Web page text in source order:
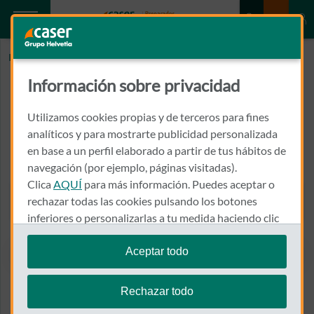
Inicio SANCHEZ DEL AGUILA MELLADO, PEDRO
SANCHEZ DEL AGUILA
MELLADO, PEDRO
AVD. POETA MARIANO TOMAS, 20-5º
02400 - HELLIN
967 300 227
Llamar a SANCHEZ DEL
Ver el mapa en Google Maps
Información sobre privacidad
Utilizamos cookies propias y de terceros para fines
analíticos y para mostrarte publicidad personalizada
en base a un perfil elaborado a partir de tus hábitos de
navegación (por ejemplo, páginas visitadas).
Clica AQUÍ para más información. Puedes aceptar o
rechazar todas las cookies pulsando los botones
inferiores o personalizarlas a tu medida haciendo clic
en"configurar cookies".
Te recordamos que puedes modificar tus ajustes de
cookies en cualquier momento en la sección
Aceptar todo
Rechazar todo